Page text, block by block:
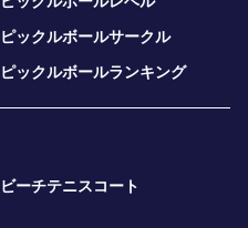
ピックルボールサークル
ピックルボールランキング
ビーチテニスコート